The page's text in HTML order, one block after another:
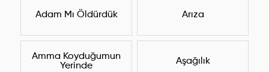
Adam Mı Öldürdük Arıza
Amma Koyduğumun
Yerinde
Aşağılık